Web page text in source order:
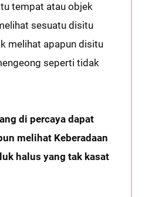
tempat atau objek
sesuatu disitu
melihat apapun disitu
seperti tidak
di percaya dapat
melihat Keberadaan
halus yang tak kasat